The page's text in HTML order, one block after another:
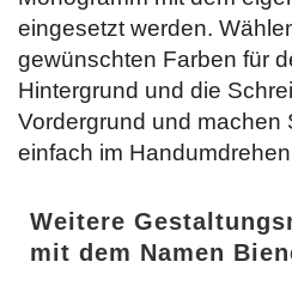
eingesetzt werden.
gewünschten Farben für
Hintergrund und die
Vordergrund und machen
einfach im
Weitere
mit dem Namen